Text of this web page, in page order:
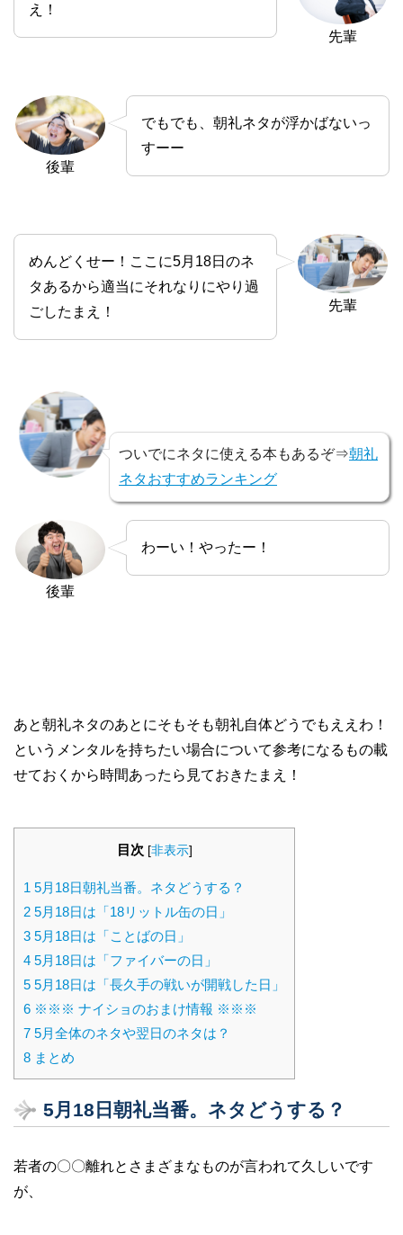
先輩
え！
後輩
でもでも、朝礼ネタが浮かばないっ
すーー
先輩
めんどくせー！ここに5月18日のネ
タあるから適当にそれなりにやり過
ごしたまえ！
ついでにネタに使える本もあるぞ⇒朝礼
ネタおすすめランキング
後輩
わーい！やったー！
あと朝礼ネタのあとにそもそも朝礼自体どうでもええわ！
というメンタルを持ちたい場合について参考になるもの載
せておくから時間あったら見ておきたまえ！
目次 [非表示]
1 5月18日朝礼当番。ネタどうする？
2 5月18日は「18リットル缶の日」
3 5月18日は「ことばの日」
4 5月18日は「ファイバーの日」
5 5月18日は「長久手の戦いが開戦した日」
6 ※※※ ナイショのおまけ情報 ※※※
7 5月全体のネタや翌日のネタは？
8 まとめ
5月18日朝礼当番。ネタどうする？
若者の〇〇離れとさまざまなものが言われて久しいです
が、